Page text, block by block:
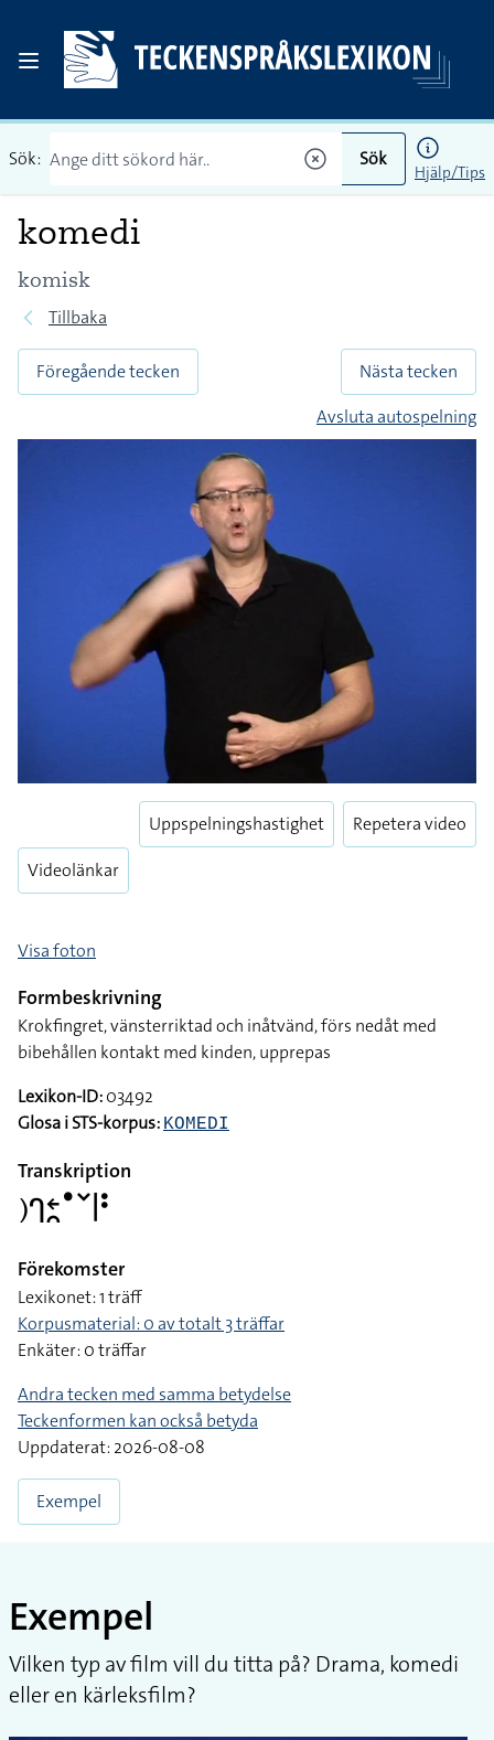
Sök: Sök
Hjälp/Tips
komedi
komisk
Tillbaka
Föregående tecken
Nästa tecken
Avsluta autospelning
Videolänkar
Uppspelningshastighet Repetera video
Visa foton
Formbeskrivning
Krokfingret, vänsterriktad och inåtvänd, förs nedåt med
bibehållen kontakt med kinden, upprepas
Lexikon-ID:03492
Glosa i STS-korpus: KOMEDI
Transkription
􌤊􌤪􌥓􌥘􌤟􌥧􌥼􌥻
Förekomster
Lexikonet: 1 träff
Korpusmaterial: 0 av totalt 3 träffar
Enkäter: 0 träffar
Andra tecken med samma betydelse
Teckenformen kan också betyda
Uppdaterat: 2026-08-08
Exempel
Exempel
Vilken typ av film vill du titta på? Drama, komedi
eller en kärleksfilm?